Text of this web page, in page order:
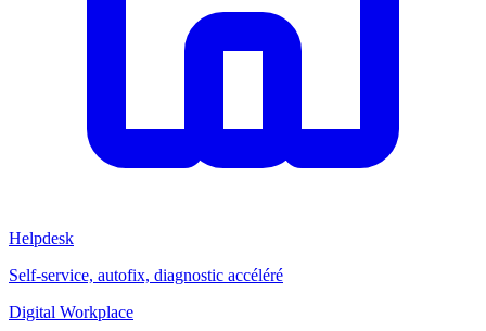
Helpdesk
Self-service, autofix, diagnostic accéléré
Digital Workplace